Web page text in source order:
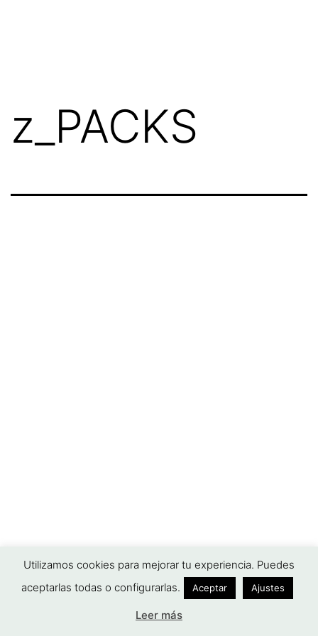
z_PACKS
Utilizamos cookies para mejorar tu experiencia. Puedes
aceptarlas todas o configurarlas.
Aceptar Ajustes
Leer más